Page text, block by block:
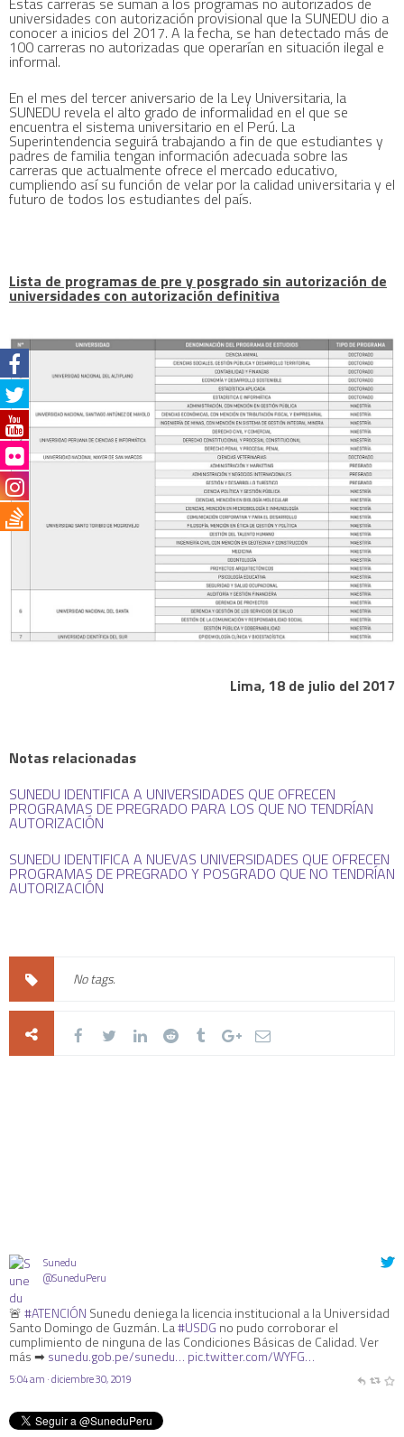
universidades con autorización provisional que la SUNEDU dio a
conocer a inicios del 2017. A la fecha, se han detectado más de
100 carreras no autorizadas que operarían en situación ilegal e
informal.
En el mes del tercer aniversario de la Ley Universitaria, la
SUNEDU revela el alto grado de informalidad en el que se
encuentra el sistema universitario en el Perú. La
Superintendencia seguirá trabajando a fin de que estudiantes y
padres de familia tengan información adecuada sobre las
carreras que actualmente ofrece el mercado educativo,
cumpliendo así su función de velar por la calidad universitaria y el
futuro de todos los estudiantes del país.
Lista de programas de pre y posgrado sin autorización de
universidades con autorización definitiva
Lima, 18 de julio del 2017
Notas relacionadas
SUNEDU IDENTIFICA A UNIVERSIDADES QUE OFRECEN
PROGRAMAS DE PREGRADO PARA LOS QUE NO TENDRÍAN
AUTORIZACIÓN
SUNEDU IDENTIFICA A NUEVAS UNIVERSIDADES QUE OFRECEN
PROGRAMAS DE PREGRADO Y POSGRADO QUE NO TENDRÍAN
AUTORIZACIÓN
No tags.
Sunedu
@SuneduPeru
🚨#ATENCIÓN Sunedu deniega la licencia institucional a la Universidad
Santo Domingo de Guzmán. La#USDG no pudo corroborar el
cumplimiento de ninguna de las Condiciones Básicas de Calidad. Ver
más ➡ sunedu.gob.pe/sunedu… pic.twitter.com/WYFG…
5:04 am · diciembre 30, 2019